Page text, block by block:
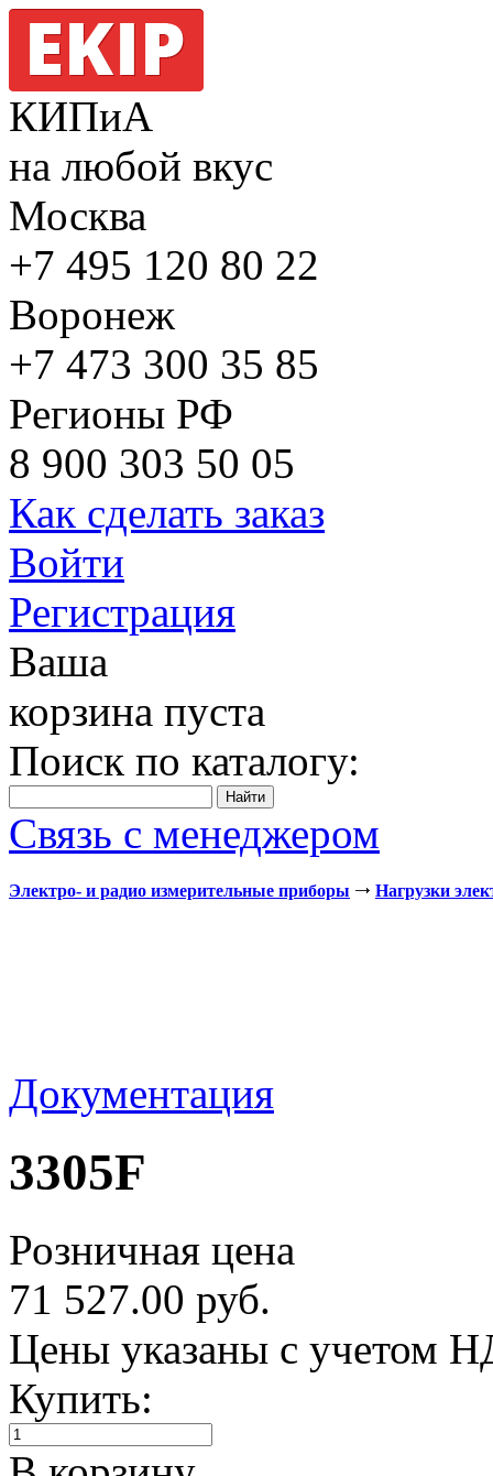
КИПиА
на любой вкус
Москва
+7 495 120 80 22
Воронеж
+7 473 300 35 85
Регионы РФ
8 900 303 50 05
Как сделать заказ
Войти
Регистрация
Ваша
корзина пуста
Поиск по каталогу:
Связь с менеджером
Электро- и радио измерительные приборы Нагрузки
Документация
3305F
Розничная цена
71 527.00 руб.
Цены указаны с учетом
Купить: